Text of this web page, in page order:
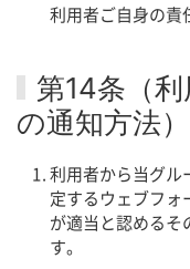
利用者ご自身の責
第14条（
の通知方法）
利用者から当グル
定するウェブフォ
が適当と認めるそ
す。